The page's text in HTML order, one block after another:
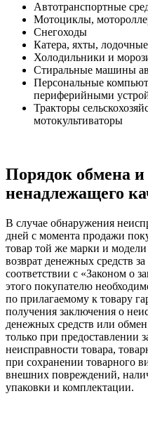
Автотранспортные
Мотоциклы,
Снегоходы
Катера, яхты,
Холодильники и
Стиральные машины
Персональные
периферийными
Тракторы
мотокультиваторы
Порядок обмена и
ненадлежащего
В случае обнаружения
дней с момента продажи
товар той же марки и
возврат денежных средств
соответствии с «Законом о
этого покупателю
по прилагаемому к товару
получения заключения о
денежных средств или
только при предоставлении
неисправности товара,
при сохранении товарного
внешних повреждений,
упаковки и комплектации.